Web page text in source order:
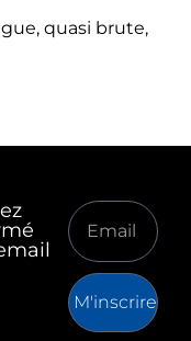
quasi brute,
M'inscrire